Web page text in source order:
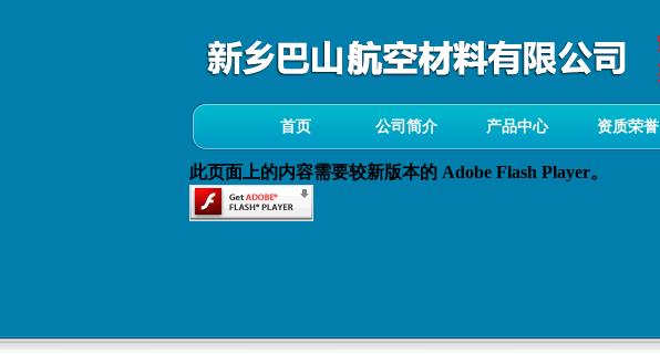
首页 公司简介 产品中心 资质荣誉
此页面上的内容需要较新版本的 Adobe Flash Player。